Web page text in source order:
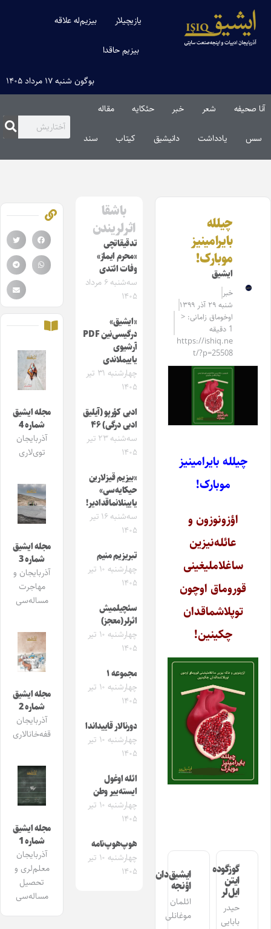
یازیچیلار بیزیم‌له علاقه
بیزیم حاقدا
بوگون شنبه ۱۷ مرداد ۱۴۰۵
آنا صحیفه شعر خبر حئکایه مقاله‌
سس یادداشت دانیشیق کیتاب سند
چیلله
بایرامینیز
موبارک!
ایشیق
خبر
شنبه ۲۹ آذر ۱۳۹۹
اوخوماق زامانی: <
1 دقیقه
https://ishiq.ne
t/?p=25508
چیلله بایرامینیز
موبارک!
اؤزونوزون و
عائله‌نیزین
ساغلاملیغینی
قوروماق اوچون
توپلاشماقدان
چکینین!
گوزگوده
ایتن
ایل‌لر
حیدر
بابایی
ایشیق‌دان
اؤنجه
ائلمان
موغانلی
باشقا
اثرلریندن
تدقیقاتچی
«محرم ایماز»
وفات ائتدی
سه‌شنبه ۶ مرداد
۱۴۰۵
«ایشیق»
درگیسی‌نین PDF
آرشیوی
یاییملاندی
چهارشنبه ۳۱ تیر
۱۴۰۵
ادبی کؤرپو (آیلیق
ادبی درگی) ۴۶
سه‌شنبه ۲۳ تیر
۱۴۰۵
«بیزیم قیزلارین
حیکایه‌سی»
یایینلانماقدادیر!
سه‌شنبه ۱۶ تیر
۱۴۰۵
تبریزیم منیم
چهارشنبه ۱۰ تیر
۱۴۰۵
سئچیلمیش
اثرلر(معجز)
چهارشنبه ۱۰ تیر
۱۴۰۵
مجموعه ۱
چهارشنبه ۱۰ تیر
۱۴۰۵
دورنالار قاییداندا
چهارشنبه ۱۰ تیر
۱۴۰۵
ائله اوغول
ایسته‌ییر وطن
چهارشنبه ۱۰ تیر
۱۴۰۵
هوپ‌هوپ‌نامه
چهارشنبه ۱۰ تیر
۱۴۰۵
مجله ایشیق
شماره 4
آذربایجان
توی‌لاری
مجله ایشیق
شماره 3
آذربایجان و
مهاجرت
مساله‌سی
مجله ایشیق
شماره 2
آذربایجان
قفه‌خانالاری
مجله ایشیق
شماره 1
آذربایجان
معلم‌لری و
تحصیل
مساله‌سی